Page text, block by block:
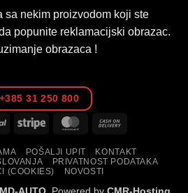
sa nekim proizvodom koji ste
popunite reklamacijski obrazac.
obrazaca !
+385 31 250 800
PayPal Stripe MasterCard
Delivery
POŠALJI UPIT
KONTAKT
PRIVATNOST PODATAKA
(COOKIES)
NOVOSTI
MD-AUTO. Powered by CMR-Hosting